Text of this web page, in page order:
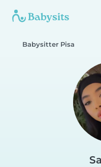
Babysitter Pisa